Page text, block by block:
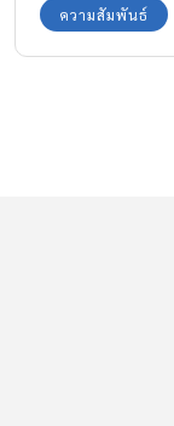
ความสัมพันธ์